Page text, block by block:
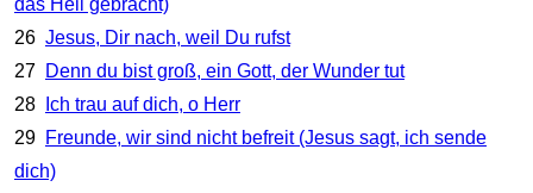
das Heil gebracht)
26 Jesus, Dir nach, weil Du rufst
27 Denn du bist groß, ein Gott, der Wunder tut
28
Ich trau auf dich, o Herr
29 Freunde, wir sind nicht befreit (Jesus sagt, ich sende
dich)